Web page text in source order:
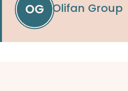
OG Olifan Group